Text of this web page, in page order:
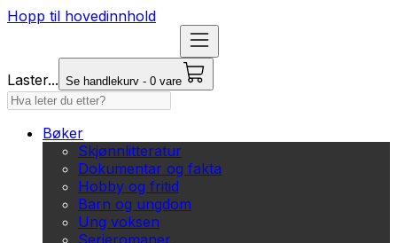
Hopp til hovedinnhold
Laster... Se handlekurv - 0 vare
Bøker
Skjønnlitteratur
Dokumentar og fakta
Hobby og fritid
Barn og ungdom
Ung voksen
Serieromaner